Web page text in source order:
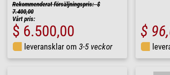
Rekommenderat försäljningspris: $
7.400,00
Vårt pris:
$ 6.500,00
leveransklar om 3-5 veckor
$